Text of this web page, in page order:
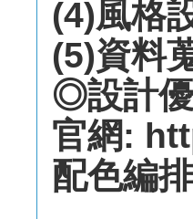
(4)風格
(5)資料
◎設計
官網:
配色編